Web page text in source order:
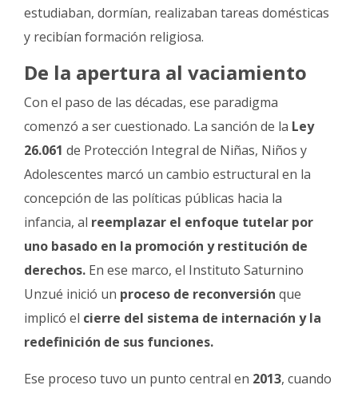
estudiaban, dormían, realizaban tareas domésticas
y recibían formación religiosa.
De la apertura al vaciamiento
Con el paso de las décadas, ese paradigma
comenzó a ser cuestionado. La sanción de la Ley
26.061 de Protección Integral de Niñas, Niños y
Adolescentes marcó un cambio estructural en la
concepción de las políticas públicas hacia la
infancia, al reemplazar el enfoque tutelar por
uno basado en la promoción y restitución de
derechos. En ese marco, el Instituto Saturnino
Unzué inició un proceso de reconversión que
implicó el cierre del sistema de internación y la
redefinición de sus funciones.
Ese proceso tuvo un punto central en 2013, cuando